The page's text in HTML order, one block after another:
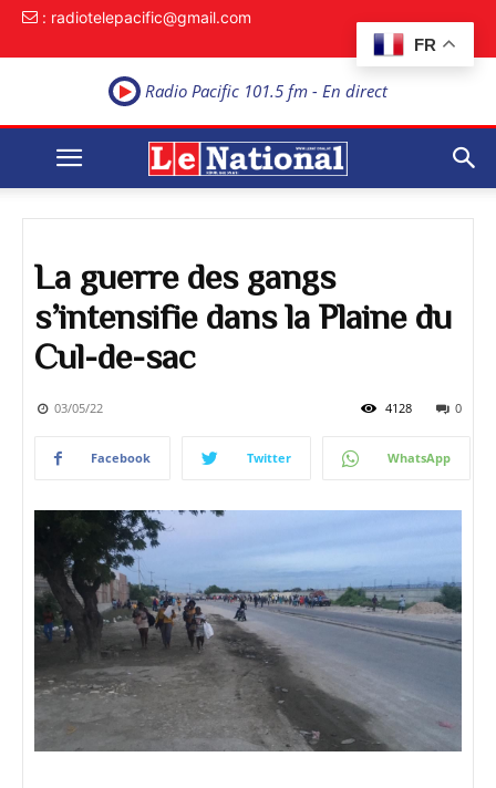
FR
: radiotelepacific@gmail.com
Radio Pacific 101.5 fm - En direct
La guerre des gangs
s’intensifie dans la Plaine du
Cul-de-sac
03/05/22 0
4128
Facebook Twitter WhatsApp